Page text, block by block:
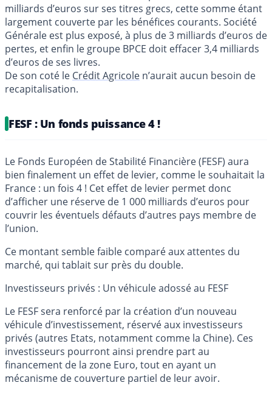
milliards d’euros sur ses titres grecs, cette somme étant
largement couverte par les bénéfices courants. Société
Générale est plus exposé, à plus de 3 milliards d’euros de
pertes, et enfin le groupe BPCE doit effacer 3,4 milliards
d’euros de ses livres.
De son coté le Crédit Agricole n’aurait aucun besoin de
recapitalisation.
FESF : Un fonds puissance 4 !
Le Fonds Européen de Stabilité Financière (FESF) aura
bien finalement un effet de levier, comme le souhaitait la
France : un fois 4 ! Cet effet de levier permet donc
d’afficher une réserve de 1 000 milliards d’euros pour
couvrir les éventuels défauts d’autres pays membre de
l’union.
Ce montant semble faible comparé aux attentes du
marché, qui tablait sur près du double.
Investisseurs privés : Un véhicule adossé au FESF
Le FESF sera renforcé par la création d’un nouveau
véhicule d’investissement, réservé aux investisseurs
privés (autres Etats, notamment comme la Chine). Ces
investisseurs pourront ainsi prendre part au
financement de la zone Euro, tout en ayant un
mécanisme de couverture partiel de leur avoir.